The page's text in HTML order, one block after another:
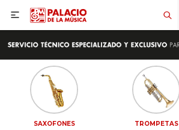

SAXOFONES TROMPETAS